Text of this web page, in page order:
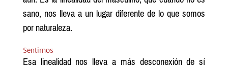
sano, nos lleva a un lugar diferente de lo que somos
por naturaleza.
Sentirnos
Esa linealidad nos lleva a más desconexión de sí